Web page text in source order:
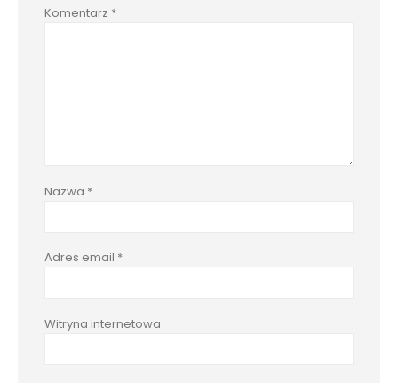
Komentarz *
Nazwa *
Adres email *
Witryna internetowa